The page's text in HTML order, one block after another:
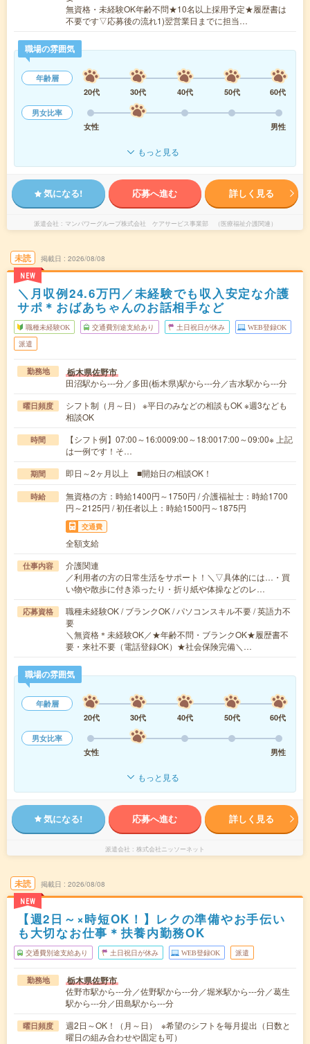
無資格・未経験OK年齢不問★10名以上採用予定★履歴書は
不要です▽応募後の流れ1)翌営業日までに担当…
職場の雰囲気
年齢層
20代
30代 40代 50代
60代
男女比率
女性
男性
もっと見る
気になる! 応募へ進む 詳しく見る
派遣会社 マンパワーグループ株式会社 ケアサービス事業部 （医療福祉介護関連）
未読
NEW
掲載日 2026/08/08
＼月収例24.6万円／未経験でも収入安定な介護
サポ＊おばあちゃんのお話相手など
職種未経験OK 交通費別途支給あり 土日祝日が休み WEB登録OK
派遣
勤務地 栃木県佐野市
田沼駅から---分／多田(栃木県)駅から---分／吉水駅から---分
曜日頻度
シフト制（月～日） ※平日のみなどの相談もOK ※週3なども
相談OK
時間
【シフト例】07:00～16:0009:00～18:0017:00～09:00※ 上記
は一例です！そ…
期間 即日～2ヶ月以上 ■開始日の相談OK！
時給
無資格の方：時給1400円～1750円 / 介護福祉士：時給1700
円～2125円 / 初任者以上：時給1500円～1875円
交通費
全額支給
仕事内容
介護関連
／利用者の方の日常生活をサポート！＼▽具体的には…・買
い物や散歩に付き添ったり・折り紙や体操などのレ…
応募資格
職種未経験OK / ブランクOK / パソコンスキル不要 / 英語力不
要
＼無資格＊未経験OK／★年齢不問・ブランクOK★履歴書不
要・来社不要（電話登録OK）★社会保険完備＼…
職場の雰囲気
年齢層
20代
30代 40代 50代
60代
男女比率
女性
男性
もっと見る
気になる! 応募へ進む 詳しく見る
派遣会社 株式会社ニッソーネット
未読
NEW
掲載日 2026/08/08
【週2日～×時短OK！】レクの準備やお手伝い
も大切なお仕事＊扶養内勤務OK
交通費別途支給あり 土日祝日が休み WEB登録OK 派遣
勤務地 栃木県佐野市
佐野市駅から---分／佐野駅から---分／堀米駅から---分／葛生
駅から---分／田島駅から---分
曜日頻度
週2日～OK！（月～日） ※希望のシフトを毎月提出（日数と
曜日の組み合わせや固定も可）